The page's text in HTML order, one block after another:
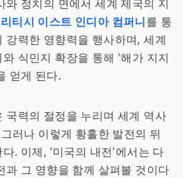
와 정치의 면에서 세계 제국의 지
티시 이스트 인디아 컴퍼니를 통
강력한 영향력을 행사하며, 세계
식민지 확장을 통해 '해가 지지
얻게 된다.
국력의 절정을 누리며 세계 역사
러나 이렇게 황홀한 발전의 뒤
. 이제, '미국의 내전'에서는 다
과 그 영향을 함께 살펴볼 것이다